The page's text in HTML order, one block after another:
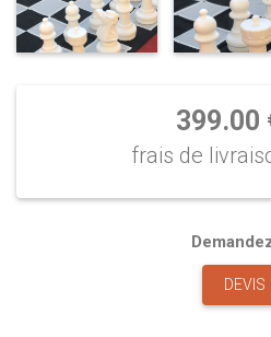
399.00
frais de
DEVIS